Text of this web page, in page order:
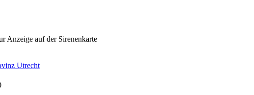
Anzeige auf der Sirenenkarte
Utrecht